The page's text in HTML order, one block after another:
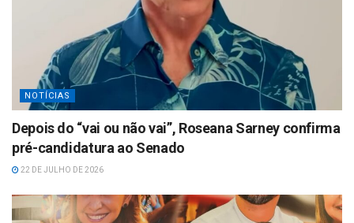
NOTÍCIAS
Depois do “vai ou não vai”, Roseana Sarney confirma
pré-candidatura ao Senado
22 DE JULHO DE 2026